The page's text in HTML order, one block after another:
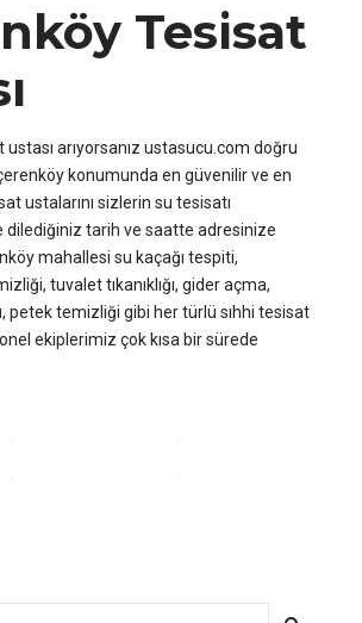
Tesisat
arıyorsanız ustasucu.com doğru
konumunda en güvenilir ve en
ustalarını sizlerin su tesisatı
dilediğiniz tarih ve saatte adresinize
mahallesi su kaçağı tespiti,
tuvalet tıkanıklığı, gider açma,
petek temizliği gibi her türlü sıhhi tesisat
ekiplerimiz çok kısa bir sürede